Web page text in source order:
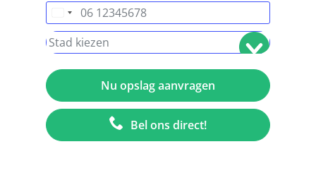
Nederland
+31
Bel ons direct!